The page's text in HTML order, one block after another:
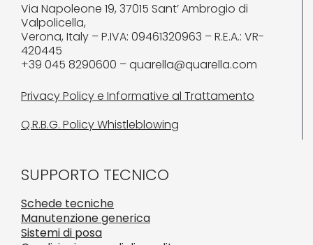
Via Napoleone 19, 37015 Sant’ Ambrogio di
Valpolicella,
Verona, Italy – P.IVA: 09461320963 – R.E.A.: VR-
420445
+39 045 8290600 – quarella@quarella.com
Privacy Policy e Informative al Trattamento
Q.R.B.G. Policy Whistleblowing
SUPPORTO TECNICO
Schede tecniche
Manutenzione generica
Sistemi di posa